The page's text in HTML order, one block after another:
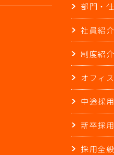
部門・
社員紹介
制度紹介
オフィ
中途採用
新卒採用
採用全般